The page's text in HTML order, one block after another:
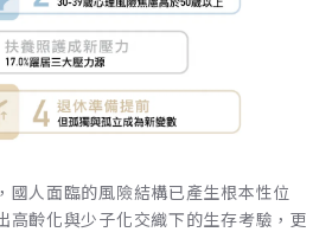
國人面臨的風險結構已產生根本性位
高齡化與少子化交織下的生存考驗，更